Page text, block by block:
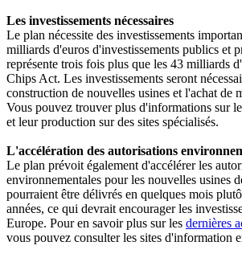
Les investissements nécessaires
Le plan nécessite des investissements
milliards d'euros d'investissements publics et
représente trois fois plus que les 43 milliards
Chips Act. Les investissements seront
construction de nouvelles usines et l'achat de
Vous pouvez trouver plus d'informations sur
et leur production sur des sites spécialisés.
L'accélération des autorisations
Le plan prévoit également d'accélérer les
environnementales pour les nouvelles usines
pourraient être délivrés en quelques mois
années, ce qui devrait encourager les
Europe. Pour en savoir plus sur les dernières
vous pouvez consulter les sites d'information